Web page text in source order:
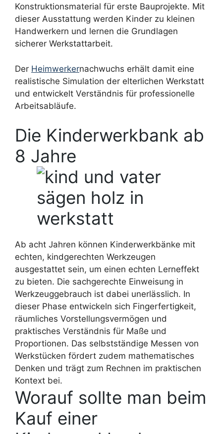
Konstruktionsmaterial für erste Bauprojekte. Mit
dieser Ausstattung werden Kinder zu kleinen
Handwerkern und lernen die Grundlagen
sicherer Werkstattarbeit.
Der Heimwerkernachwuchs erhält damit eine
realistische Simulation der elterlichen Werkstatt
und entwickelt Verständnis für professionelle
Arbeitsabläufe.
Die Kinderwerkbank ab
8 Jahre
Ab acht Jahren können Kinderwerkbänke mit
echten, kindgerechten Werkzeugen
ausgestattet sein, um einen echten Lerneffekt
zu bieten. Die sachgerechte Einweisung in
Werkzeuggebrauch ist dabei unerlässlich. In
dieser Phase entwickeln sich Fingerfertigkeit,
räumliches Vorstellungsvermögen und
praktisches Verständnis für Maße und
Proportionen. Das selbstständige Messen von
Werkstücken fördert zudem mathematisches
Denken und trägt zum Rechnen im praktischen
Kontext bei.
Worauf sollte man beim
Kauf einer